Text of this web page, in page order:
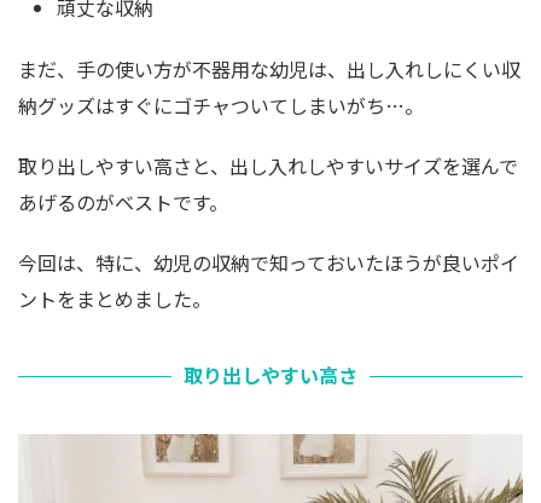
頑丈な収納
まだ、手の使い方が不器用な幼児は、出し入れしにくい収
納グッズはすぐにゴチャついてしまいがち…。
取り出しやすい高さと、出し入れしやすいサイズを選んで
あげるのがベストです。
今回は、特に、幼児の収納で知っておいたほうが良いポイ
ントをまとめました。
取り出しやすい高さ